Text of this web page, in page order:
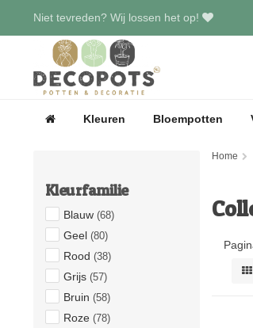
Niet tevreden? Wij lossen het op!
Kleuren Bloempotten
Kleurfamilie
Blauw (68)
Geel (80)
Rood (38)
Grijs (57)
Bruin (58)
Roze (78)
Home